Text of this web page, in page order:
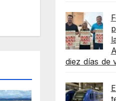
diez días de